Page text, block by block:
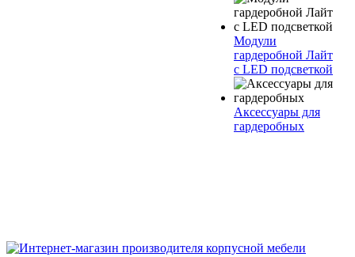
Модули
гардеробной Лайт
с LED подсветкой
Аксессуары для
гардеробных